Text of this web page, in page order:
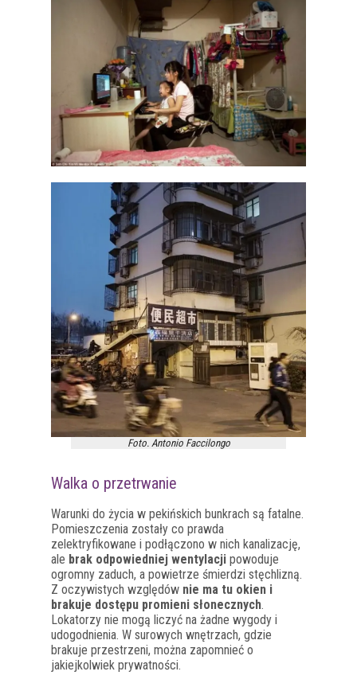
Foto. Antonio Faccilongo
Walka o przetrwanie
Warunki do życia w pekińskich bunkrach są fatalne.
Pomieszczenia zostały co prawda
zelektryfikowane i podłączono w nich kanalizację,
ale brak odpowiedniej wentylacji powoduje
ogromny zaduch, a powietrze śmierdzi stęchlizną.
Z oczywistych względów nie ma tu okien i
brakuje dostępu promieni słonecznych.
Lokatorzy nie mogą liczyć na żadne wygody i
udogodnienia. W surowych wnętrzach, gdzie
brakuje przestrzeni, można zapomnieć o
jakiejkolwiek prywatności.